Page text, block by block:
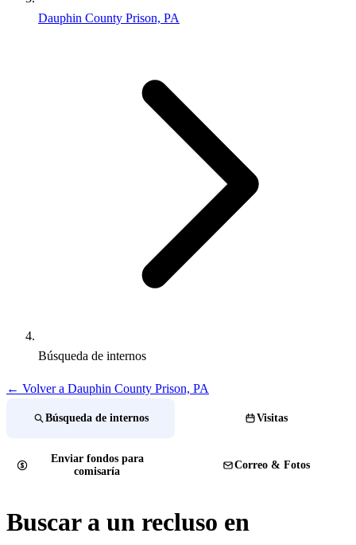
Dauphin County Prison, PA
Búsqueda de internos
← Volver a Dauphin County Prison, PA
Búsqueda de internos Visitas
Enviar fondos para
comisaría
Correo & Fotos
Buscar a un recluso en